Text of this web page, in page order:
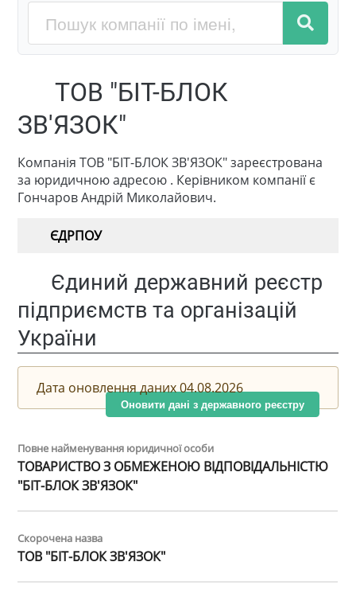
ТОВ "БІТ-БЛОК
ЗВ'ЯЗОК"
Компанія ТОВ "БІТ-БЛОК ЗВ'ЯЗОК" зареєстрована
за юридичною адресою . Керівником компанії є
Гончаров Андрій Миколайович.
ЄДРПОУ
Єдиний державний реєстр
підприємств та організацій
України
Дата оновлення даних 04.08.2026
Оновити дані з державного реєстру
Повне найменування юридичної особи
ТОВАРИСТВО З ОБМЕЖЕНОЮ ВІДПОВІДАЛЬНІСТЮ
"БІТ-БЛОК ЗВ'ЯЗОК"
Скорочена назва
ТОВ "БІТ-БЛОК ЗВ'ЯЗОК"